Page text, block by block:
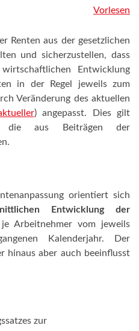
Vorlesen
Renten aus der gesetzlichen
und sicherzustellen, dass
Entwicklung
in der Regel jeweils zum
Veränderung des aktuellen
) angepasst. Dies gilt
die aus Beiträgen der
orientiert sich
Entwicklung der
je Arbeitnehmer vom jeweils
Kalenderjahr. Der
hinaus aber auch beeinflusst
zur